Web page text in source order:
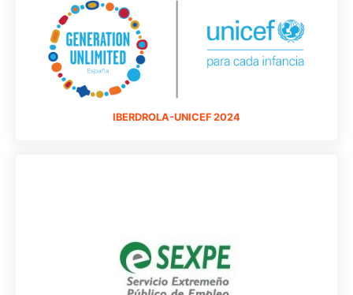
IBERDROLA-UNICEF 2024